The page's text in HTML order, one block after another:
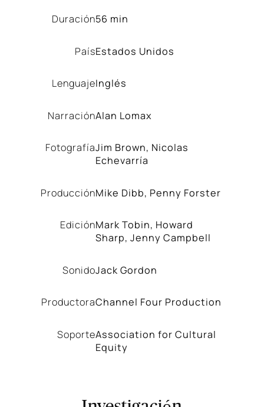
Duración56 min
PaísEstados Unidos
LenguajeInglés
NarraciónAlan Lomax
FotografíaJim Brown, Nicolas
Echevarría
ProducciónMike Dibb, Penny Forster
EdiciónMark Tobin, Howard
Sharp, Jenny Campbell
SonidoJack Gordon
ProductoraChannel Four Production
SoporteAssociation for Cultural
Equity